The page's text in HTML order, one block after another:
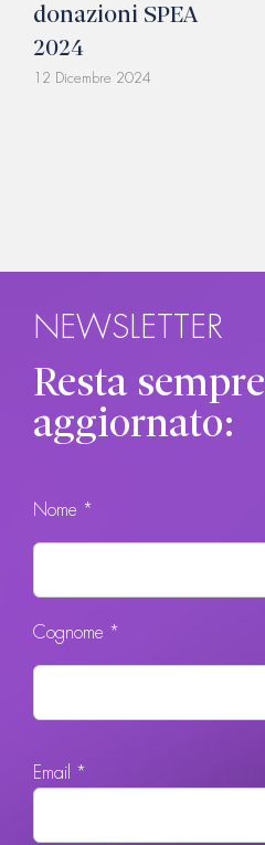
donazioni SPEA
2024
12 Dicembre 2024
NEWSLETTER
Resta sempre
aggiornato:
Nome *
Cognome *
Email *